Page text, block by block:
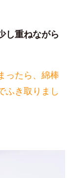
し重ねながら
ったら、綿棒
ふき取りまし